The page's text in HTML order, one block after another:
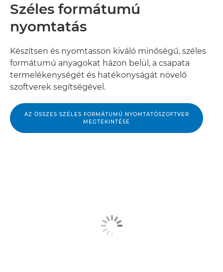
Széles formátumú
nyomtatás
Készítsen és nyomtasson kiváló minőségű, széles
formátumú anyagokat házon belül, a csapata
termelékenységét és hatékonyságát növelő
szoftverek segítségével.
AZ ÖSSZES SZÉLES FORMÁTUMÚ NYOMTATÓSZOFTVER
MEGTEKINTÉSE